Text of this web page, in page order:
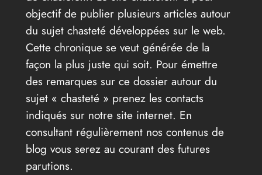
objectif de publier plusieurs articles autour
du sujet chasteté développées sur le web.
Cette chronique se veut générée de la
façon la plus juste qui soit. Pour émettre
des remarques sur ce dossier autour du
sujet « chasteté » prenez les contacts
indiqués sur notre site internet. En
consultant régulièrement nos contenus de
blog vous serez au courant des futures
parutions.